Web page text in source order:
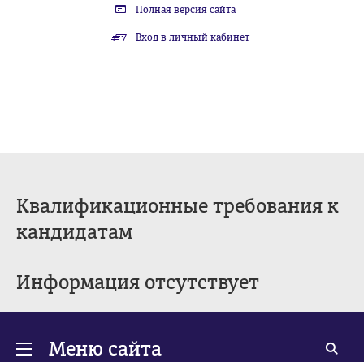
Полная версия сайта
Вход в личный кабинет
Квалификационные требования к
кандидатам
Информация отсутствует
Меню сайта